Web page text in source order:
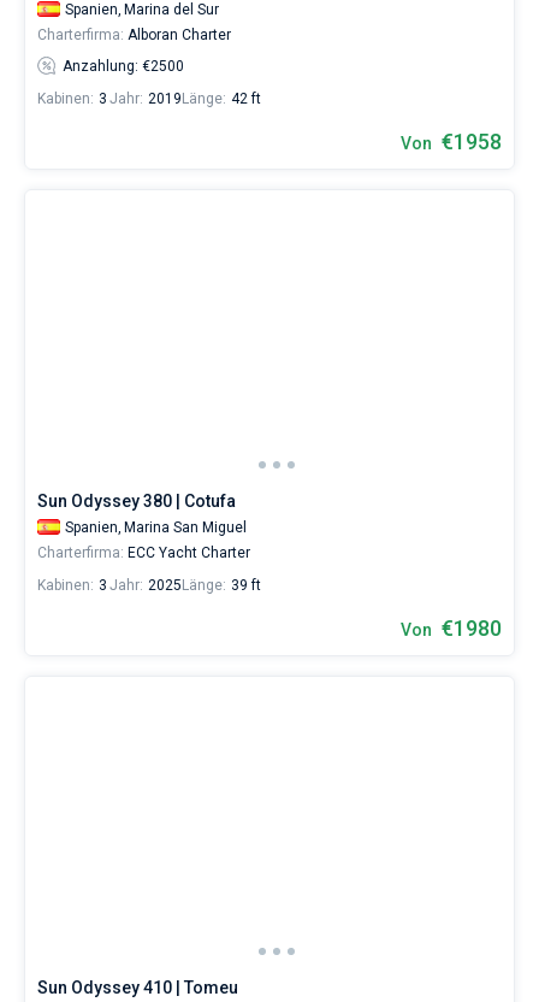
Spanien, Marina del Sur
Charterfirma: Alboran Charter
Anzahlung: €2500
Kabinen: 3 Jahr: 2019 Länge: 42 ft
Von €1958
Sun Odyssey 380 | Cotufa
Spanien, Marina San Miguel
Charterfirma: ECC Yacht Charter
Kabinen: 3 Jahr: 2025 Länge: 39 ft
Von €1980
Sun Odyssey 410 | Tomeu